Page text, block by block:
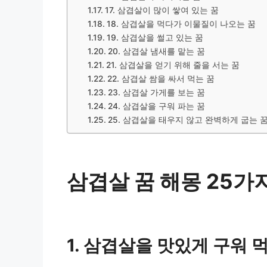
17. 삼겹살이 많이 쌓여 있는 꿈
18. 삼겹살을 먹다가 이물질이 나오는 꿈
19. 삼겹살을 썰고 있는 꿈
20. 삼겹살 냄새를 맡는 꿈
21. 삼겹살을 얻기 위해 줄을 서는 꿈
22. 삼겹살 쌈을 싸서 먹는 꿈
23. 삼겹살 가게를 보는 꿈
24. 삼겹살을 구워 파는 꿈
25. 삼겹살을 태우지 않고 완벽하게 굽는 꿈
삼겹살 꿈 해몽 25가
1. 삼겹살을 맛있게 구워